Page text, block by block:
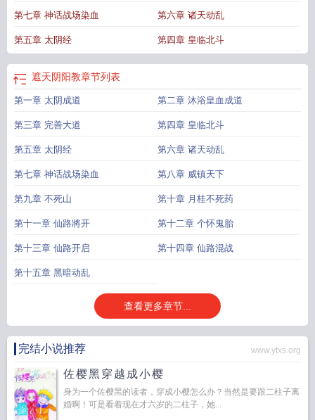
第七章 神话战场染血 第六章 诸天动乱
第五章 太阴经 第四章 皇临北斗
遮天阴阳教章节列表
第一章 太阴成道 第二章 沐浴皇血成道
第三章 完善大道 第四章 皇临北斗
第五章 太阴经 第六章 诸天动乱
第七章 神话战场染血 第八章 威镇天下
第九章 不死山 第十章 月桂不死药
第十一章 仙路將开 第十二章 个怀鬼胎
第十三章 仙路开启 第十四章 仙路混战
第十五章 黑暗动乱
查看更多章节...
完结小说推荐 www.ytxs.org
佐樱黑穿越成小樱
身为一个佐樱黑的读者，穿成小樱怎么办？当然是要跟二柱子离
婚啊！可是看着现在才六岁的二柱子，她...